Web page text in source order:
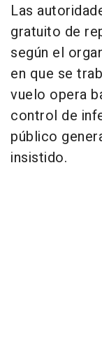
Las
gratuito de
según el
en que se
vuelo opera
control de
público
insistido.